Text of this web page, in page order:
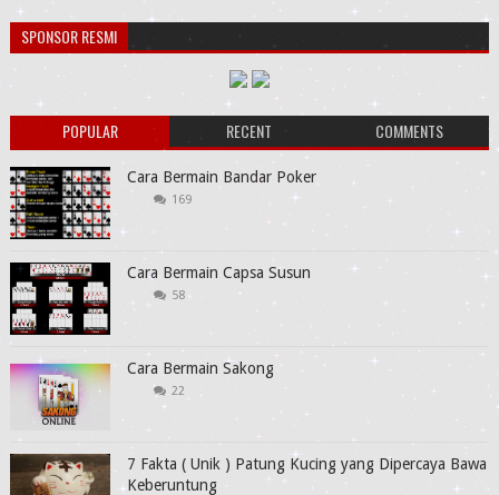
SPONSOR RESMI
POPULAR RECENT COMMENTS
Cara Bermain Bandar Poker
169
Cara Bermain Capsa Susun
58
Cara Bermain Sakong
22
7 Fakta ( Unik ) Patung Kucing yang Dipercaya Bawa
Keberuntung